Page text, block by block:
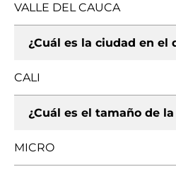
VALLE DEL CAUCA
¿Cuál es la ciudad en el
CALI
¿Cuál es el tamaño de
MICRO